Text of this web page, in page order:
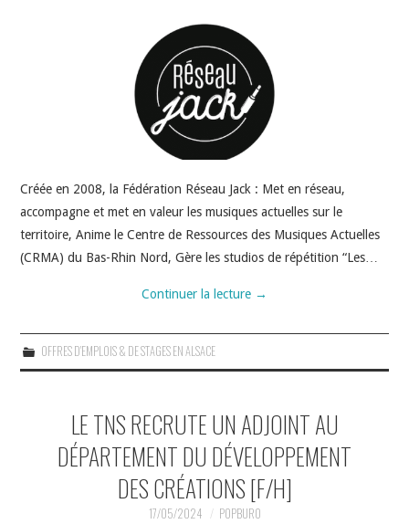
Créée en 2008, la Fédération Réseau Jack : Met en réseau,
accompagne et met en valeur les musiques actuelles sur le
territoire, Anime le Centre de Ressources des Musiques Actuelles
(CRMA) du Bas-Rhin Nord, Gère les studios de répétition “Les…
Continuer la lecture →
OFFRES D'EMPLOIS & DE STAGES EN ALSACE
LE TNS RECRUTE UN ADJOINT AU
DÉPARTEMENT DU DÉVELOPPEMENT
DES CRÉATIONS [F/H]
17/05/2024 POPBURO